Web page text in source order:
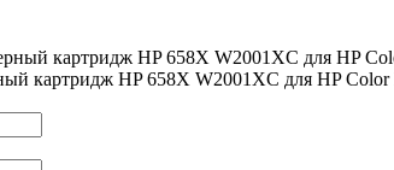
картридж HP 658X W2001XC для HP Color